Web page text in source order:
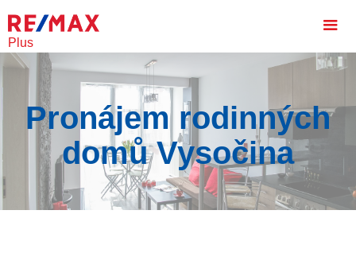
Plus
Pronájem rodinných
domů Vysočina